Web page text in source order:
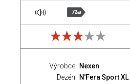
72dB
Výrobce: Nexen
Dezén: N'Fera Sport XL